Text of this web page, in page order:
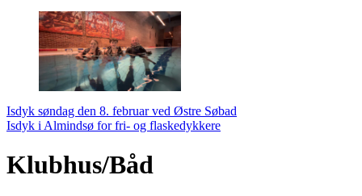
Indlægsnavigation
Isdyk søndag den 8. februar ved Østre Søbad
Isdyk i Almindsø for fri- og flaskedykkere
Klubhus/Båd